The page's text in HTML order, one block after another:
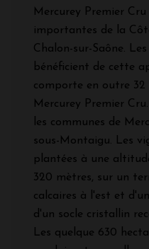
Mercurey Premier
importantes de la
Chalon-sur-Saône.
bénéficient de cette
comporte en outre 32
Mercurey Premier
les communes de
sous-Montaigu. Les
plantées à une
320 mètres, sur un
calcaires à l'est et
d'un socle cristallin
Les quelque 630